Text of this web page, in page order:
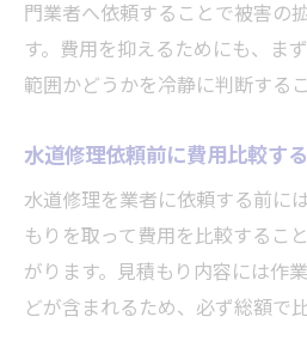
門業者へ依頼することで被害の
す。費用を抑えるためにも、ま
範囲かどうかを冷静に判断する
水道修理依頼前に費用比較す
水道修理を業者に依頼する前に
もりを取って費用を比較するこ
がります。見積もり内容には作
どが含まれるため、必ず総額で